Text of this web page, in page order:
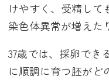
けやすく、受精して
染色体異常が増えた
37歳では、採卵でき
に順調に育つ胚がど